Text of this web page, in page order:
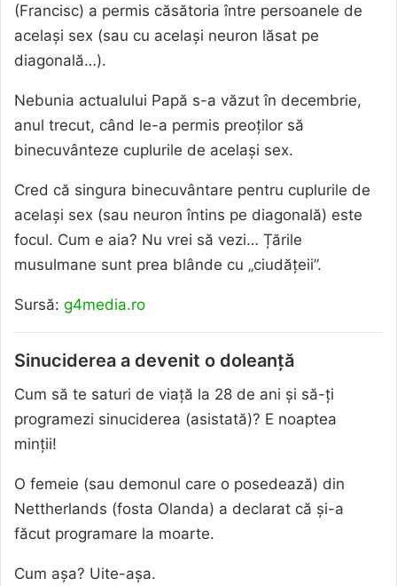
(Francisc) a permis căsătoria între persoanele de
același sex (sau cu același neuron lăsat pe
diagonală…).
Nebunia actualului Papă s-a văzut în decembrie,
anul trecut, când le-a permis preoților să
binecuvânteze cuplurile de același sex.
Cred că singura binecuvântare pentru cuplurile de
același sex (sau neuron întins pe diagonală) este
focul. Cum e aia? Nu vrei să vezi… Țările
musulmane sunt prea blânde cu „ciudățeii”.
Sursă: g4media.ro
Sinuciderea a devenit o doleanță
Cum să te saturi de viață la 28 de ani și să-ți
programezi sinuciderea (asistată)? E noaptea
minții!
O femeie (sau demonul care o posedează) din
Nettherlands (fosta Olanda) a declarat că și-a
făcut programare la moarte.
Cum așa? Uite-așa.